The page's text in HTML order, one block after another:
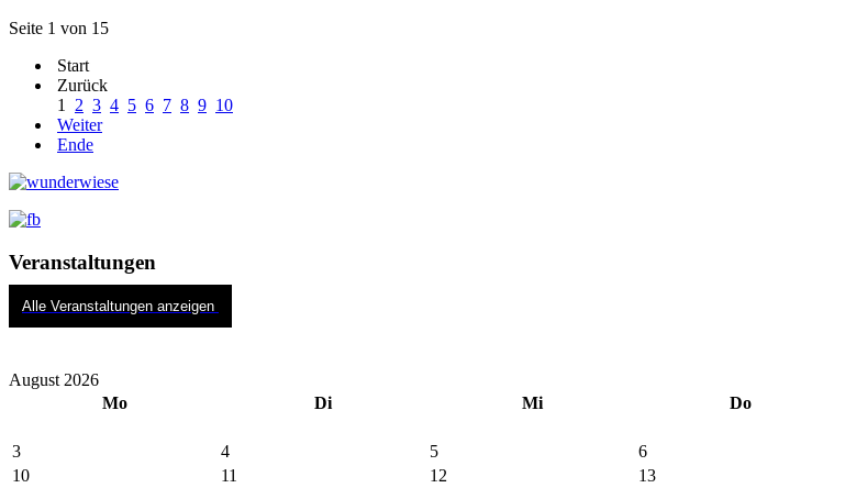
Seite 1 von 15
Start
Zurück
1
2 3 4 5 6 7 8 9 10
Weiter
Ende
Veranstaltungen
Alle Veranstaltungen anzeigen
August 2026
Mo
Di Mi Do
3
4 5 6
10
11 12 13